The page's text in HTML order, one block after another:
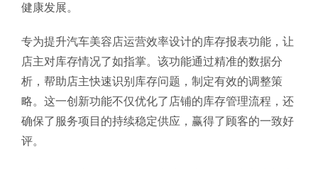
健康发展。
专为提升汽车美容店运营效率设计的库存报表功能，让
店主对库存情况了如指掌。该功能通过精准的数据分
析，帮助店主快速识别库存问题，制定有效的调整策
略。这一创新功能不仅优化了店铺的库存管理流程，还
确保了服务项目的持续稳定供应，赢得了顾客的一致好
评。